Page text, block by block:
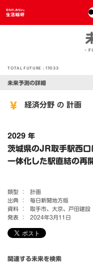
TOTAL FUTURE :17033
未来予測の詳細
経済分野 の 計画
2029 年
茨城県のJR取手駅西
一体化した駅直結の再
類型 ：
計画
出典 ：
毎日新聞地方版
資料 ：
取手市、大京、戸田建設
発表 ：
2024年3月11日
関連する未来を検索